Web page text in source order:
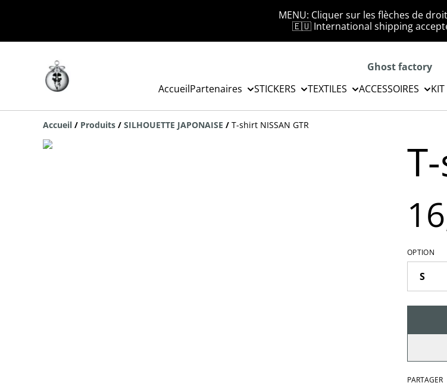
MENU: Cliquer sur les flèches de
🇪🇺 International shipping
Ghost factory
AccueilPartenaires STICKERS TEXTILES ACCESSOIRES
Accueil / Produits / SILHOUETTE JAPONAISE / T-shirt NISSAN GTR
OPTION
PARTAGER